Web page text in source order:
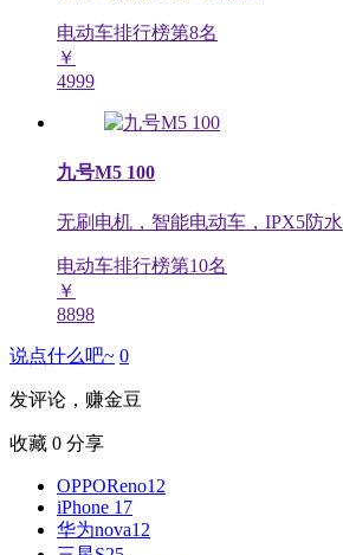
电动车排行榜第8名
￥
4999
九号M5 100
无刷电机，智能电动车，IPX5防水
电动车排行榜第10名
￥
8898
说点什么吧~ 0
发评论，赚金豆
收藏 0 分享
OPPOReno12
iPhone 17
华为nova12